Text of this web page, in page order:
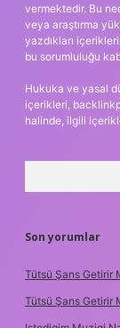
vermektedir. Bu
veya araştırma
yazdıkları
bu sorumluluğu
Hukuka ve yasal
içerikleri,
halinde, ilgili
Son yorumlar
Tütsü Şans Getirir
Tütsü Şans Getirir